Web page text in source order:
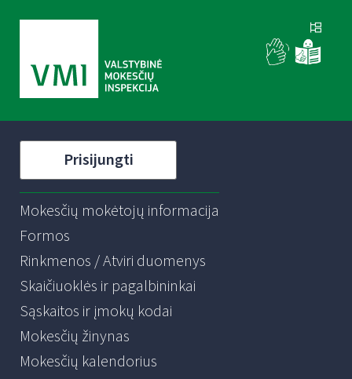
Prisijungti
Mokesčių mokėtojų informacija
Formos
Rinkmenos / Atviri duomenys
Skaičiuoklės ir pagalbininkai
Sąskaitos ir įmokų kodai
Mokesčių žinynas
Mokesčių kalendorius